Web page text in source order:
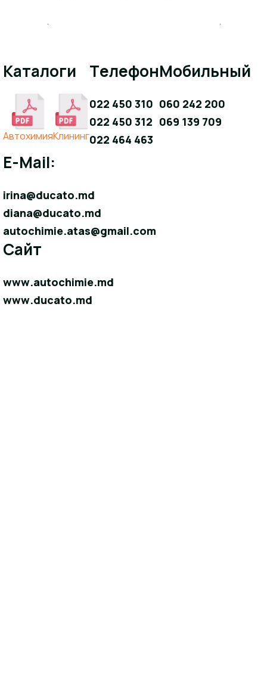
Каталоги
AвтохимияКлининг
Телефон
022 450 310
022 450 312
022 464 463
Мобильный
060 242 200
069 139 709
E-Mail:
irina@ducato.md
diana@ducato.md
autochimie.atas@gmail.com
Сайт
www.autochimie.md
www.ducato.md